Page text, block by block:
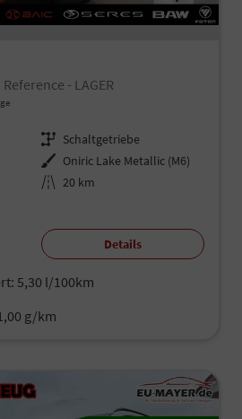
- LAGER
Getriebe Schaltgetriebe
Außenfarbe Oniric Lake Metallic (M6)
Kilometerstand 20 km
Details
5,30 l/100km
g/km